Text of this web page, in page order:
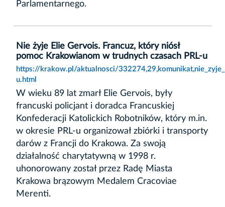
Parlamentarnego.
Nie żyje Elie Gervois. Francuz, który niósł
pomoc Krakowianom w trudnych czasach PRL-u
https://krakow.pl/aktualnosci/
u.html
W wieku 89 lat zmarł Elie Gervois, były
francuski policjant i doradca Francuskiej
Konfederacji Katolickich Robotników, który m.in.
w okresie PRL-u organizował zbiórki i transporty
darów z Francji do Krakowa. Za swoją
działalność charytatywną w 1998 r.
uhonorowany został przez Radę Miasta
Krakowa brązowym Medalem Cracoviae
Merenti.